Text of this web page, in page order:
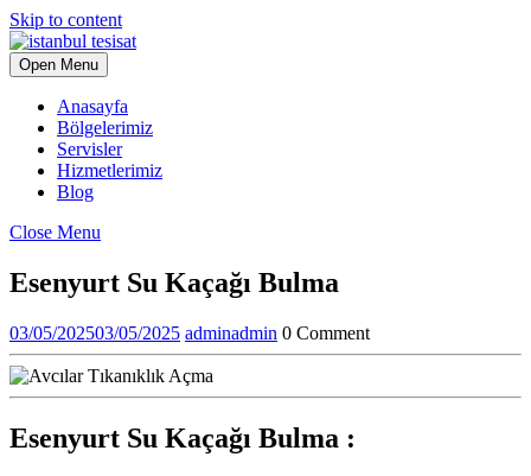
Skip to content
Open Menu
Anasayfa
Bölgelerimiz
Servisler
Hizmetlerimiz
Blog
Close Menu
Esenyurt Su Kaçağı Bulma
03/05/202503/05/2025 adminadmin 0 Comment
Esenyurt Su Kaçağı Bulma :